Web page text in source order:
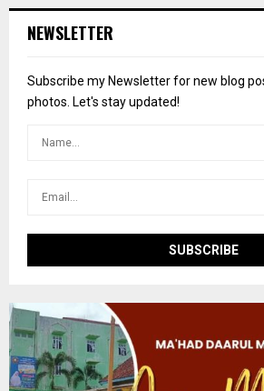
h
o
r
NEWSLETTER
Subscribe my Newsletter for new blog
photos. Let's stay updated!